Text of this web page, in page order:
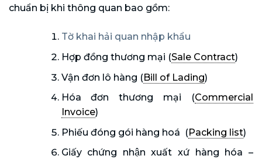
chuẩn bị khi thông quan bao gồm:
Tờ khai hải quan nhập khẩu
Hợp đồng thương mại (Sale Contract)
Vận đơn lô hàng (Bill of Lading)
Hóa đơn thương mại (Commercial
Invoice)
Phiếu đóng gói hàng hoá (Packing list)
Giấy chứng nhận xuất xứ hàng hóa –